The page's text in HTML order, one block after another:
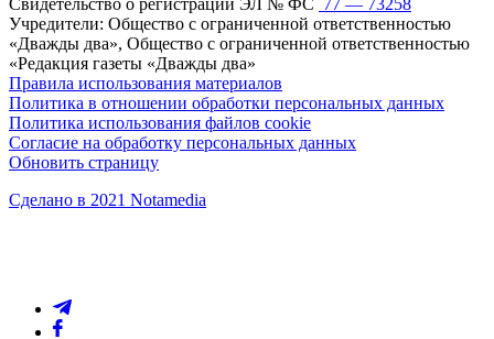
Учредители: Общество с ограниченной ответственностью
«Дважды два», Общество с ограниченной ответственностью
«Редакция газеты «Дважды два»
Правила использования материалов
Политика в отношении обработки персональных данных
Политика использования файлов cookie
Согласие на обработку персональных данных
Обновить страницу
Сделано в 2021 Notamedia